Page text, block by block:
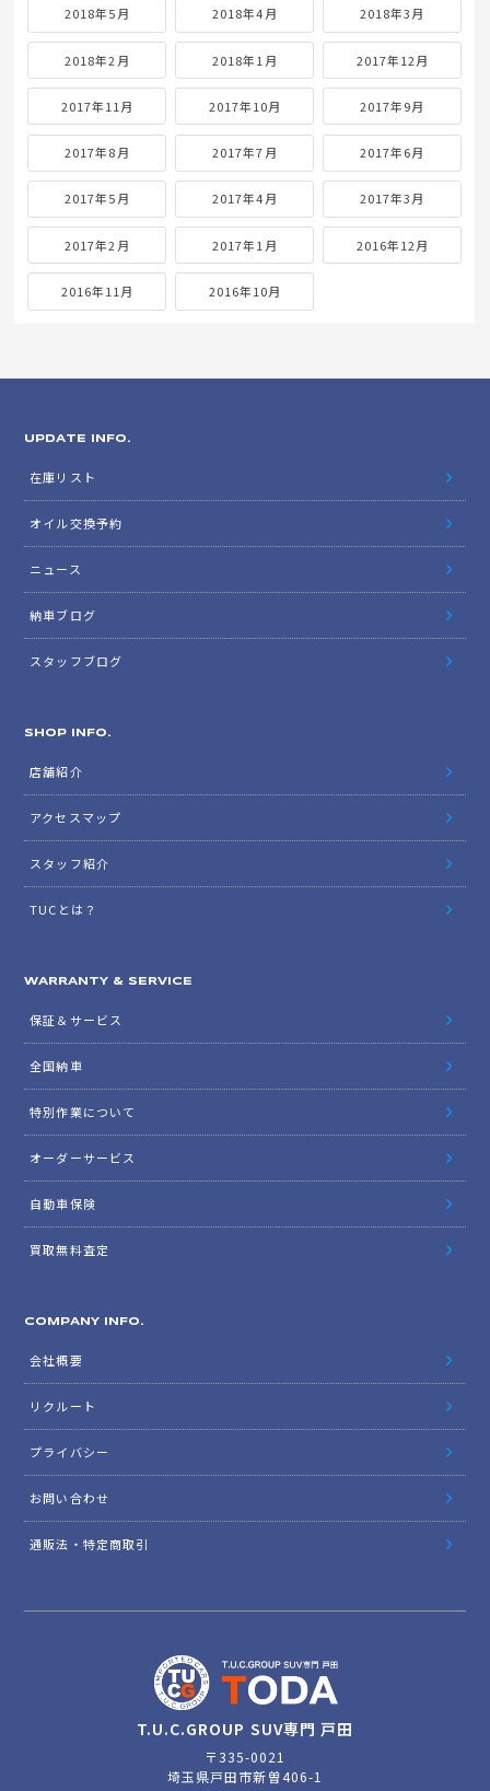
2018年5月 2018年4月 2018年3月
2018年2月 2018年1月 2017年12月
2017年11月 2017年10月 2017年9月
2017年8月 2017年7月 2017年6月
2017年5月 2017年4月 2017年3月
2017年2月 2017年1月 2016年12月
2016年11月 2016年10月
UPDATE INFO.
在庫リスト
オイル交換予約
ニュース
納車ブログ
スタッフブログ
SHOP INFO.
店舗紹介
アクセスマップ
スタッフ紹介
TUCとは？
WARRANTY & SERVICE
保証＆サービス
全国納車
特別作業について
オーダーサービス
自動車保険
買取無料査定
COMPANY INFO.
会社概要
リクルート
プライバシー
お問い合わせ
通販法・特定商取引
T.U.C.GROUP SUV専門 戸田
〒335-0021
埼玉県戸田市新曽406-1